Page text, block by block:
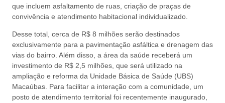
que incluem asfaltamento de ruas, criação de praças de
convivência e atendimento habitacional individualizado.
Desse total, cerca de R$ 8 milhões serão destinados
exclusivamente para a pavimentação asfáltica e drenagem das
vias do bairro. Além disso, a área da saúde receberá um
investimento de R$ 2,5 milhões, que será utilizado na
ampliação e reforma da Unidade Básica de Saúde (UBS)
Macaúbas. Para facilitar a interação com a comunidade, um
posto de atendimento territorial foi recentemente inaugurado,